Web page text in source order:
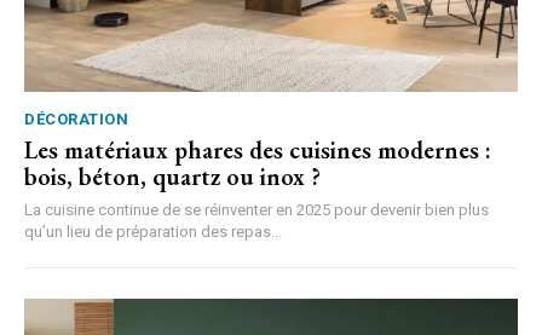
DÉCORATION
Les matériaux phares des cuisines modernes :
bois, béton, quartz ou inox ?
La cuisine continue de se réinventer en 2025 pour devenir bien plus
qu’un lieu de préparation des repas...